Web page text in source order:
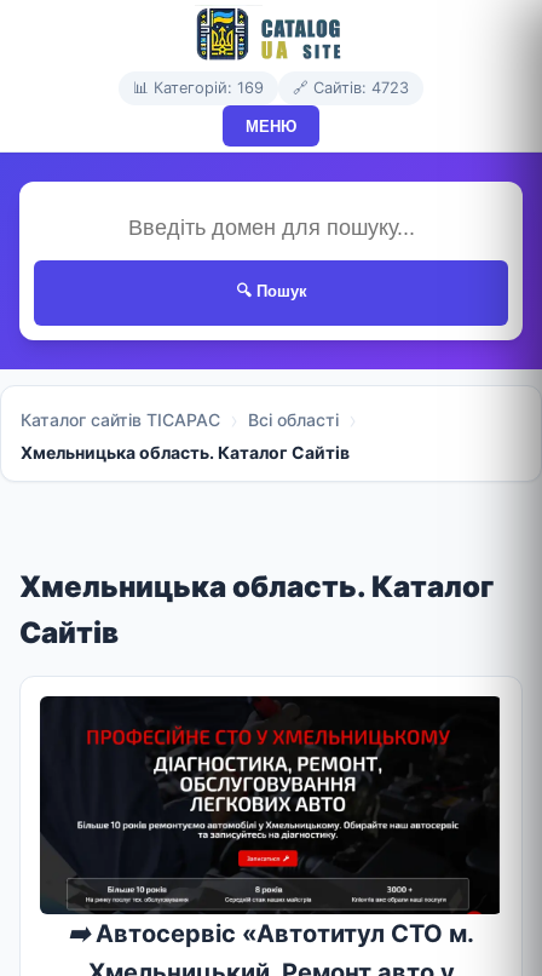
📊 Категорій: 169 🔗 Сайтів: 4723
МЕНЮ
🔍 Пошук
Каталог сайтів TICAPAC
Всі області
Хмельницька область. Каталог Сайтів
Хмельницька область. Каталог
Сайтів
➡️Автосервіс «Автотитул СТО м.